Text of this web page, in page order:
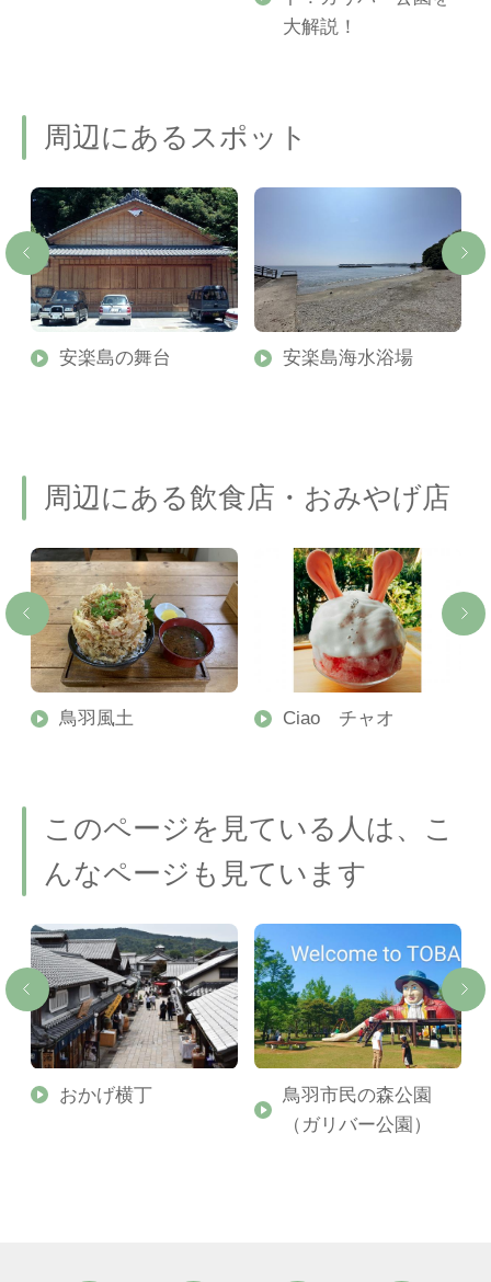
大解説！
周辺にあるスポット
安楽島の舞台 安楽島海水浴場
周辺にある飲食店・おみやげ店
鳥羽風土 Ciao チャオ
このページを見ている人は、こ
んなページも見ています
おかげ横丁
鳥羽市民の森公園
（ガリバー公園）